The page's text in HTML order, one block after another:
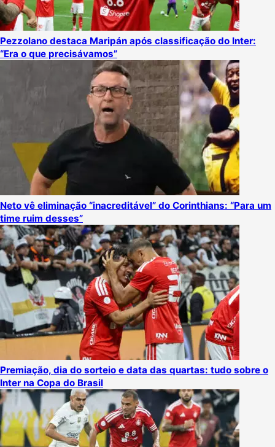
Pezzolano destaca Maripán após classificação do Inter:
“Era o que precisávamos”
Neto vê eliminação “inacreditável” do Corinthians: “Para um
time ruim desses”
Premiação, dia do sorteio e data das quartas: tudo sobre o
Inter na Copa do Brasil